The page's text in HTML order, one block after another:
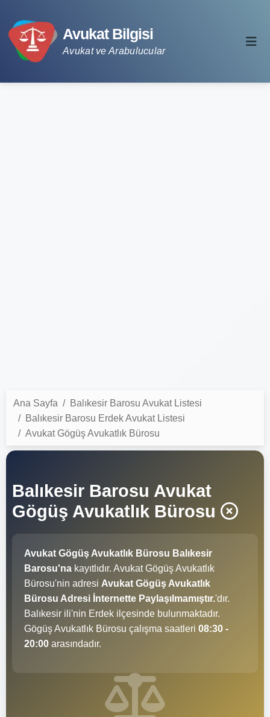
Avukat Bilgisi
Avukat ve Arabulucular
Ana Sayfa
Balıkesir Barosu Avukat Listesi
Balıkesir Barosu Erdek Avukat Listesi
Avukat Gögüş Avukatlık Bürosu
Balıkesir Barosu Avukat
Gögüş Avukatlık Bürosu
Avukat Gögüş Avukatlık Bürosu Balıkesir
Barosu'na kayıtlıdır. Avukat Gögüş Avukatlık
Bürosu'nin adresi Avukat Gögüş Avukatlık
Bürosu Adresi İnternette Paylaşılmamıştır.'dır.
Balıkesir ili'nin Erdek ilçesinde bulunmaktadır.
Gögüş Avukatlık Bürosu çalışma saatleri 08:30 -
20:00 arasındadır.